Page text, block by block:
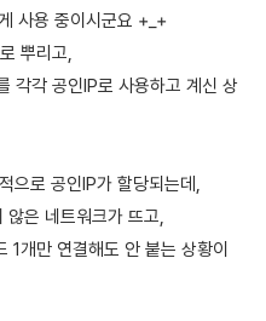
사용 중이시군요 +_+
뿌리고,
각각 공인IP로 사용하고 계신 상
으로 공인IP가 할당되는데,
않은 네트워크가 뜨고,
개만 연결해도 안 붙는 상황이